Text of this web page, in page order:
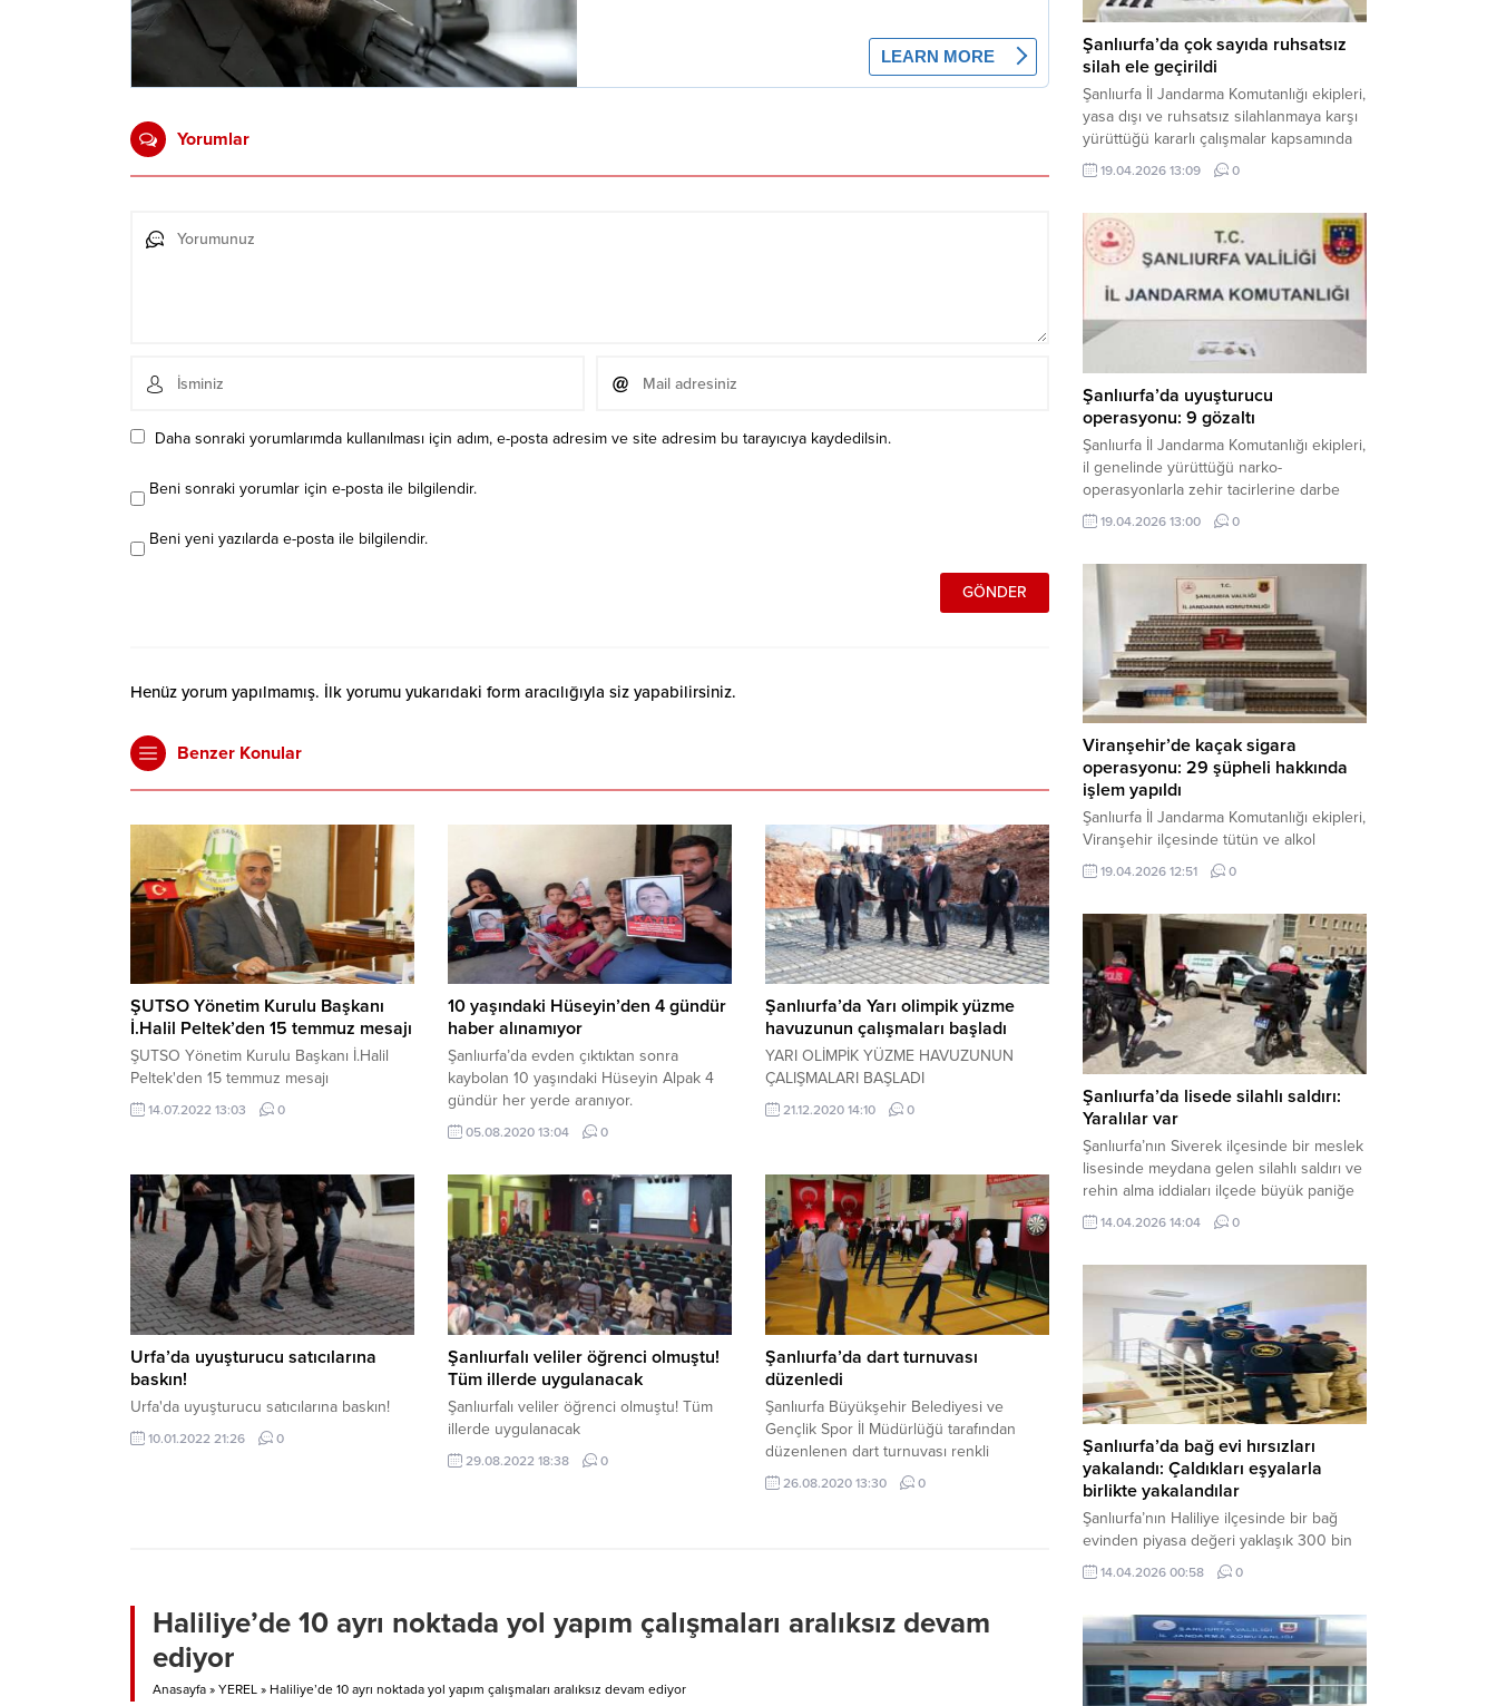
Yorumlar
Daha sonraki yorumlarımda kullanılması için adım, e-posta adresim ve site adresim bu tarayıcıya kaydedilsin.
Beni sonraki yorumlar için e-posta ile bilgilendir.
Beni yeni yazılarda e-posta ile bilgilendir.
Henüz yorum yapılmamış. İlk yorumu yukarıdaki form aracılığıyla siz yapabilirsiniz.
Benzer Konular
ŞUTSO Yönetim Kurulu Başkanı
İ.Halil Peltek’den 15 temmuz mesajı
ŞUTSO Yönetim Kurulu Başkanı İ.Halil
Peltek'den 15 temmuz mesajı
14.07.2022 13:03 0
10 yaşındaki Hüseyin’den 4 gündür
haber alınamıyor
Şanlıurfa’da evden çıktıktan sonra
kaybolan 10 yaşındaki Hüseyin Alpak 4
gündür her yerde aranıyor.
05.08.2020 13:04 0
Şanlıurfa’da Yarı olimpik yüzme
havuzunun çalışmaları başladı
YARI OLİMPİK YÜZME HAVUZUNUN
ÇALIŞMALARI BAŞLADI
21.12.2020 14:10 0
Urfa’da uyuşturucu satıcılarına
baskın!
Urfa'da uyuşturucu satıcılarına baskın!
10.01.2022 21:26 0
Şanlıurfalı veliler öğrenci olmuştu!
Tüm illerde uygulanacak
Şanlıurfalı veliler öğrenci olmuştu! Tüm
illerde uygulanacak
29.08.2022 18:38 0
Şanlıurfa’da dart turnuvası
düzenledi
Şanlıurfa Büyükşehir Belediyesi ve
Gençlik Spor İl Müdürlüğü tarafından
düzenlenen dart turnuvası renkli
görüntülere sahne oldu.
26.08.2020 13:30 0
Haliliye’de 10 ayrı noktada yol yapım çalışmaları aralıksız devam
ediyor
Anasayfa » YEREL » Haliliye’de 10 ayrı noktada yol yapım çalışmaları aralıksız devam ediyor
Sanat...
Şanlıurfa’da çok sayıda ruhsatsız
silah ele geçirildi
Şanlıurfa İl Jandarma Komutanlığı ekipleri,
yasa dışı ve ruhsatsız silahlanmaya karşı
yürüttüğü kararlı çalışmalar kapsamında
Bozova ilçesinde bir ikamete operasyon
düzenledi. Yapılan aramada çok sayıda
mühimmat ele geçirildi. Haber Merkezi –
Şanlıurfa Valiliği İl Basın ve Halkla İlişkiler
Müdürlüğü tarafından yapılan açıklamaya
göre; 17 Nisan...
19.04.2026 13:09 0
Şanlıurfa’da uyuşturucu
operasyonu: 9 gözaltı
Şanlıurfa İl Jandarma Komutanlığı ekipleri,
il genelinde yürüttüğü narko-
operasyonlarla zehir tacirlerine darbe
indirdi. Üç ilçede eş zamanlı
gerçekleştirilen faaliyetlerde çeşitli
şüpheli hakkında adli işlem başlatıldı.
Haber Merkezi – Şanlıurfa Valiliği İl Basın
ve Halkla İlişkiler Müdürlüğü’nden yapılan
açıklamaya göre, İl Jandarma Komutanlığı
tarafından “Narkotik Suçlarla...
19.04.2026 13:00 0
Viranşehir’de kaçak sigara
operasyonu: 29 şüpheli hakkında
işlem yapıldı
Şanlıurfa İl Jandarma Komutanlığı ekipleri,
Viranşehir ilçesinde tütün ve alkol
kaçakçılığına yönelik yürüttüğü kapsamlı
çalışmalar neticesinde binlerce paket
Operasyon kapsamında çok sayıda şahıs
hakkında adli süreç başlatıldı. Haber
Merkezi – Şanlıurfa Valiliği bünyesinde İl
Jandarma Komutanlığı tarafından
gerçekleştirilen “Tütün ve Alkol
Kaçakçılarına Yönelik Çalışmalar” tüm...
19.04.2026 12:51 0
Şanlıurfa’da lisede silahlı saldırı:
Yaralılar var
Şanlıurfa’nın Siverek ilçesinde bir meslek
lisesinde meydana gelen silahlı saldırı ve
rehin alma iddiaları ilçede büyük paniğe
neden oldu. Olay yerine çok sayıda özel
harekat polisi ve sağlık ekibi sevk
çalışmaları devam ediyor. Haber Merkezi
– Siverek ilçesi Hasan Çelebi
Mahallesi’nde bulunan Ahmet Koyuncu
Mesleki...
14.04.2026 14:04 0
Şanlıurfa’da bağ evi hırsızları
yakalandı: Çaldıkları eşyalarla
birlikte yakalandılar
Şanlıurfa’nın Haliliye ilçesinde bir bağ
evinden piyasa değeri yaklaşık 300 bin
TL olan eşyaları çalan şüpheliler,
jandarmanın başarılı operasyonuyla
şüpheliden 2’si tutuklanarak cezaevine
gönderildi. Haber Merkezi – Şanlıurfa İl
Jandarma Komutanlığı, “Faili Meçhul
Hırsızlık Olaylarının Aydınlatılmasına”
14.04.2026 00:58 0